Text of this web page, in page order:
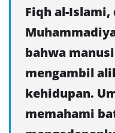
Fiqh al-
bahwa
mengambil
kehidupan.
memahami